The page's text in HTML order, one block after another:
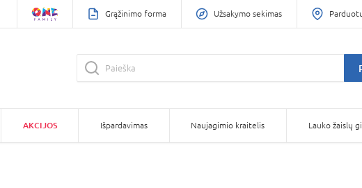
Grąžinimo forma Užsakymo sekimas
AKCIJOS Išpardavimas Naujagimio kraitelis Lauko žaislų